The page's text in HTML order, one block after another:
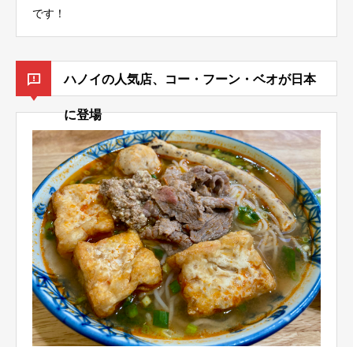
です！
ハノイの人気店、コー・フーン・ベオが日本
に登場